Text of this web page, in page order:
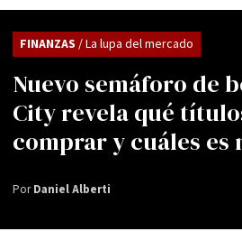
Nuevo semáforo de
City revela qué
comprar y cuáles
FINANZAS / La lupa del mercado
PorDaniel Alberti